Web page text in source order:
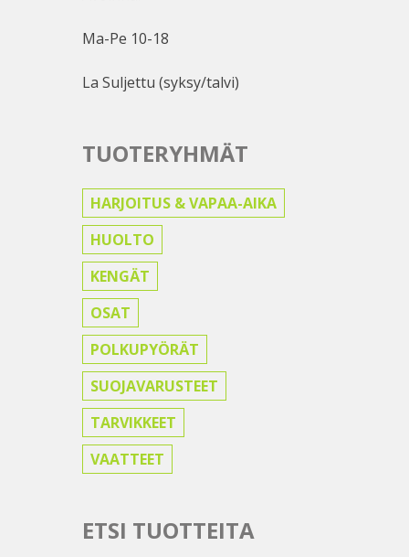
Ma-Pe 10-18
La Suljettu (syksy/talvi)
TUOTERYHMÄT
HARJOITUS & VAPAA-AIKA
HUOLTO
KENGÄT
OSAT
POLKUPYÖRÄT
SUOJAVARUSTEET
TARVIKKEET
VAATTEET
ETSI TUOTTEITA